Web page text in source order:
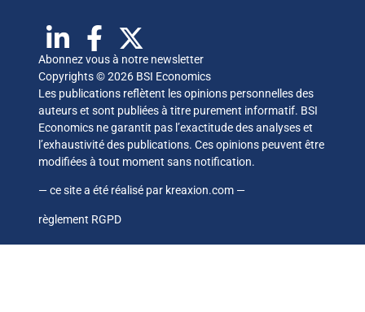
Abonnez vous à notre newsletter
Copyrights © 2026 BSI Economics
Les publications reflètent les opinions personnelles des
auteurs et sont publiées à titre purement informatif. BSI
Economics ne garantit pas l’exactitude des analyses et
l’exhaustivité des publications. Ces opinions peuvent être
modifiées à tout moment sans notification.
— ce site a été réalisé par kreaxion.com —
règlement RGPD